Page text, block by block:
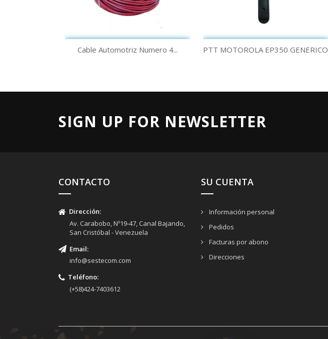
Vista rápida
Cable Automotriz Numero 4... Vista rápida
PTT MOTOROLA EP350 GENERICO
SIGN UP FOR NEWSLETTER
CONTACTO
Dirección:
Av. Carabobo, Nº19-47, Canal Bajando,
San Cristóbal - Venezuela
Email:
info@sestecom.com
Teléfono:
(+58)424-7403612
SU CUENTA
Información personal
Pedidos
Facturas por abono
Direcciones